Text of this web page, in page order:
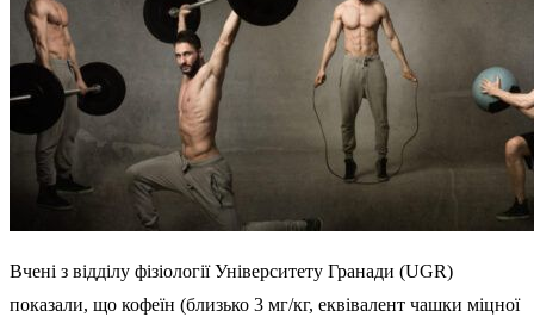
Вчені з відділу фізіології Університету Гранади (UGR)
показали, що кофеїн (близько 3 мг/кг, еквівалент чашки міцної